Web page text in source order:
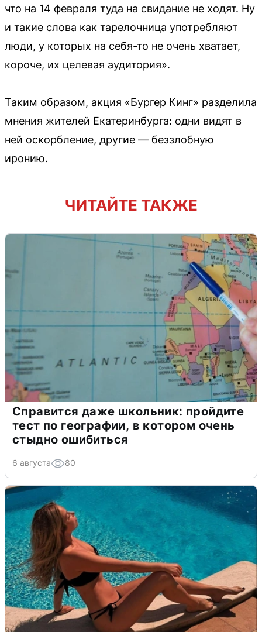
что на 14 февраля туда на свидание не ходят. Ну
и такие слова как тарелочница употребляют
люди, у которых на себя-то не очень хватает,
короче, их целевая аудитория».
Таким образом, акция «Бургер Кинг» разделила
мнения жителей Екатеринбурга: одни видят в
ней оскорбление, другие — беззлобную
иронию.
ЧИТАЙТЕ ТАКЖЕ
Справится даже школьник: пройдите
тест по географии, в котором очень
стыдно ошибиться
6 августа 80